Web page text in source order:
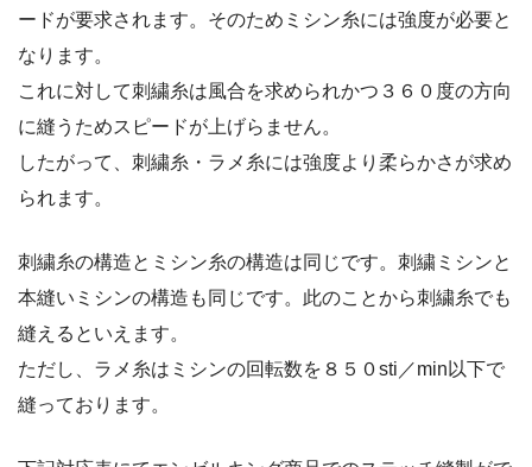
ードが要求されます。そのためミシン糸には強度が必要と
なります。
これに対して刺繍糸は風合を求められかつ３６０度の方向
に縫うためスピードが上げらません。
したがって、刺繍糸・ラメ糸には強度より柔らかさが求め
られます。
刺繍糸の構造とミシン糸の構造は同じです。刺繍ミシンと
本縫いミシンの構造も同じです。此のことから刺繍糸でも
縫えるといえます。
ただし、ラメ糸はミシンの回転数を８５０sti／min以下で
縫っております。